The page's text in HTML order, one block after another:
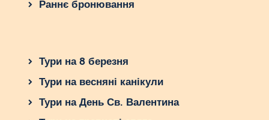
Раннє бронювання
Тури на 8 березня
Тури на весняні канікули
Тури на День Св. Валентина